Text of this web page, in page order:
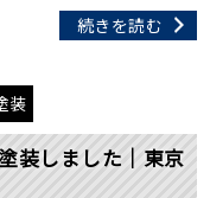
続きを読む
装
装しました｜東京